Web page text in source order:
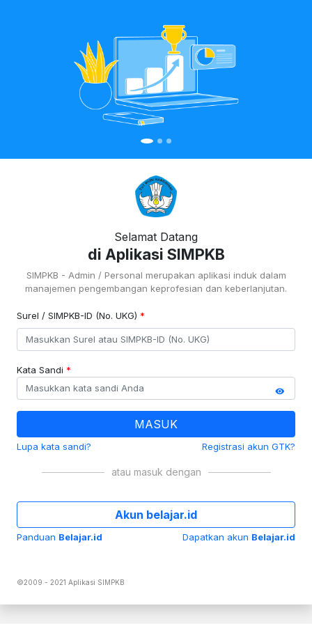
Selamat Datang
di Aplikasi SIMPKB
SIMPKB - Admin / Personal merupakan aplikasi induk dalam
manajemen pengembangan keprofesian dan keberlanjutan.
Surel / SIMPKB-ID (No. UKG) *
Kata Sandi *
MASUK
Lupa kata sandi? Registrasi akun GTK?
atau masuk dengan
Akun belajar.id
Panduan Belajar.id Dapatkan akun Belajar.id
©2009 - 2021 Aplikasi SIMPKB